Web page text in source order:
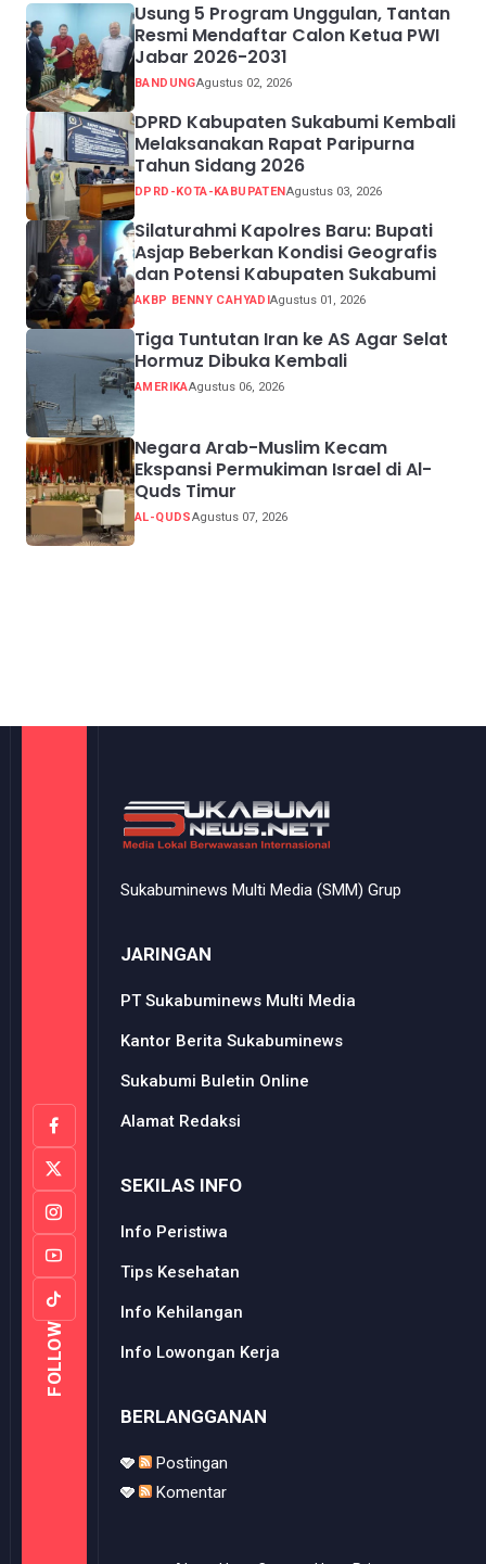
Usung 5 Program Unggulan, Tantan
Resmi Mendaftar Calon Ketua PWI
Jabar 2026-2031
BANDUNGAgustus 02, 2026
DPRD Kabupaten Sukabumi Kembali
Melaksanakan Rapat Paripurna
Tahun Sidang 2026
DPRD-KOTA-KABUPATEN Agustus 03, 2026
Silaturahmi Kapolres Baru: Bupati
Asjap Beberkan Kondisi Geografis
dan Potensi Kabupaten Sukabumi
AKBP BENNY CAHYADIAgustus 01, 2026
Tiga Tuntutan Iran ke AS Agar Selat
Hormuz Dibuka Kembali
AMERIKAAgustus 06, 2026
Negara Arab-Muslim Kecam
Ekspansi Permukiman Israel di Al-
Quds Timur
AL-QUDSAgustus 07, 2026
FOLLOW
Sukabuminews Multi Media (SMM) Grup
JARINGAN
PT Sukabuminews Multi Media
Kantor Berita Sukabuminews
Sukabumi Buletin Online
Alamat Redaksi
SEKILAS INFO
Info Peristiwa
Tips Kesehatan
Info Kehilangan
Info Lowongan Kerja
BERLANGGANAN
Postingan
Komentar